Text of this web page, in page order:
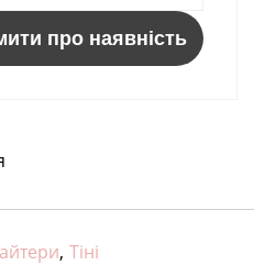
про наявність
, Тіні